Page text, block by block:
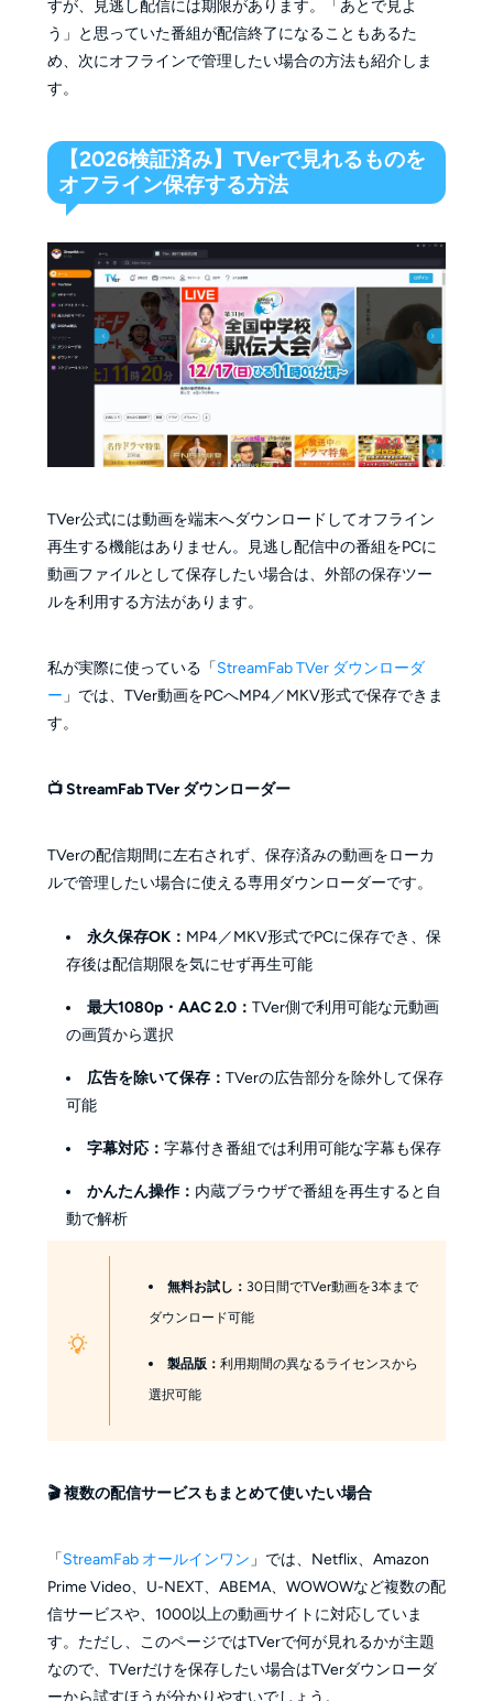
すが、見逃し配信には期限があります。「あとで見よ
う」と思っていた番組が配信終了になることもあるた
め、次にオフラインで管理したい場合の方法も紹介しま
す。
【2026検証済み】TVerで見れるものを
オフライン保存する方法
TVer公式には動画を端末へダウンロードしてオフライン
再生する機能はありません。見逃し配信中の番組をPCに
動画ファイルとして保存したい場合は、外部の保存ツー
ルを利用する方法があります。
私が実際に使っている「StreamFab TVer ダウンローダ
ー 」では、TVer動画をPCへMP4／MKV形式で保存できま
す。
📺 StreamFab TVer ダウンローダー
TVerの配信期間に左右されず、保存済みの動画をローカ
ルで管理したい場合に使える専用ダウンローダーです。
永久保存OK： MP4／MKV形式でPCに保存でき、保
存後は配信期限を気にせず再生可能
最大1080p・AAC 2.0：TVer側で利用可能な元動画
の画質から選択
広告を除いて保存：TVerの広告部分を除外して保存
可能
字幕対応：字幕付き番組では利用可能な字幕も保存
かんたん操作： 内蔵ブラウザで番組を再生すると自
動で解析
無料お試し： 30日間でTVer動画を3本まで
ダウンロード可能
製品版： 利用期間の異なるライセンスから
選択可能
🎬 複数の配信サービスもまとめて使いたい場合
「StreamFab オールインワン 」では、Netflix、Amazon
Prime Video、U-NEXT、ABEMA、WOWOWなど複数の配
信サービスや、1000以上の動画サイトに対応していま
す。ただし、このページではTVerで何が見れるかが主題
なので、TVerだけを保存したい場合はTVerダウンローダ